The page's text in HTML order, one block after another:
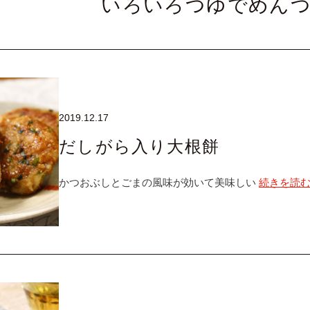
いろいろつゆでめん
2019.12.17
だしがら入り大根餅
かつおぶしとごまの風味が効いて美味しい 続きを読む